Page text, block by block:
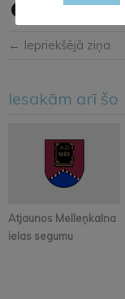
← Iepriekšējā ziņa
Iesakām arī šo
Atjaunos Melleņkalna
ielas segumu